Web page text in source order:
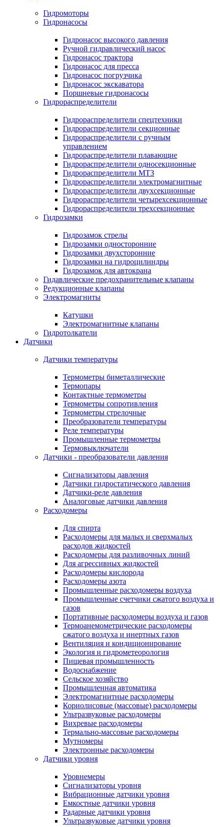
Гидромоторы
Гидронасосы
Гидронасос высокого давления
Ручной гидравлический насос
Гидронасос трактора
Гидронасос для пресса
Гидронасос погрузчика
Гидронасос экскаватора
Поршневые гидронасосы
Гидрораспределители
Гидрораспределители спецтехники
Гидрораспределители секционные
Гидрораспределители с ручным
управлением
Гидрораспределители плавающие
Гидрораспределители односекционные
Гидрораспределители МТЗ
Гидрораспределители электромагнитные
Гидрораспределители двухсекционные
Гидрораспределители четырехсекционные
Гидрораспределители трехсекционные
Гидрозамки
Гидрозамок стрелы
Гидрозамки односторонние
Гидрозамки двухсторонние
Гидрозамки на гидроцилиндры
Гидрозамок для автокрана
Гидавлические предохранительные клапаны
Редукционные клапаны
Электромагниты
Катушки
Электромагнитные клапаны
Гидротолкатели
Датчики
Датчики температуры
Термометры биметаллические
Термопары
Контактные термометры
Термометры сопротивления
Термометры стрелочные
Преобразователи температуры
Реле температуры
Промышленные термометры
Термовыключатели
Датчики - преобразователи давления
Сигнализаторы давления
Датчики гидростатического давления
Датчики-реле давления
Аналоговые датчики давления
Расходомеры
Для спирта
Расходомеры для малых и сверхмалых
расходов жидкостей
Расходомеры для разливочных линий
Для агрессивных жидкостей
Расходомеры кислорода
Расходомеры азота
Промышленные расходомеры воздуха
Промышленные счетчики сжатого воздуха и
газов
Портативные расходомеры воздуха и газов
Термоанемометрические расходомеры
сжатого воздуха и инертных газов
Вентиляция и кондиционирование
Экология и гидрометеорология
Пищевая промышленность
Водоснабжение
Сельское хозяйство
Промышленная автоматика
Электромагнитные расходомеры
Кориолисовые (массовые) расходомеры
Ультразвуковые расходомеры
Вихревые расходомеры
Термально-массовые расходомеры
Мутномеры
Электронные расходомеры
Датчики уровня
Уровнемеры
Сигнализаторы уровня
Вибрационные датчики уровня
Емкостные датчики уровня
Радарные датчики уровня
Ультразвуковые датчики уровня